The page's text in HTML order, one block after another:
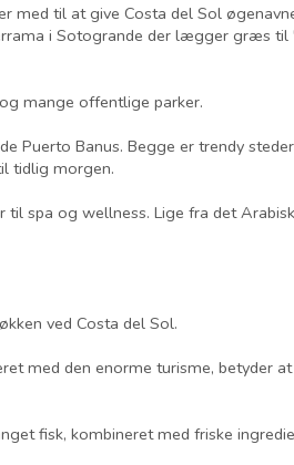
med til at give Costa del Sol
i Sotogrande der lægger græs
mange offentlige parker.
Puerto Banus. Begge er trendy
tidlig morgen.
spa og wellness. Lige fra det
ved Costa del Sol.
med den enorme turisme, betyder
fisk, kombineret med friske